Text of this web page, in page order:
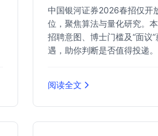
中国银河证券2026春招仅开
位，聚焦算法与量化研究。
招聘意图、博士门槛及“面议
遇，助你判断是否值得投递。
阅读全文